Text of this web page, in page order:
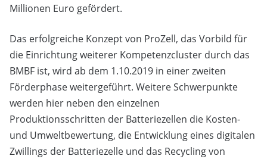
Millionen Euro gefördert.
Das erfolgreiche Konzept von ProZell, das Vorbild für
die Einrichtung weiterer Kompetenzcluster durch das
BMBF ist, wird ab dem 1.10.2019 in einer zweiten
Förderphase weitergeführt. Weitere Schwerpunkte
werden hier neben den einzelnen
Produktionsschritten der Batteriezellen die Kosten-
und Umweltbewertung, die Entwicklung eines digitalen
Zwillings der Batteriezelle und das Recycling von